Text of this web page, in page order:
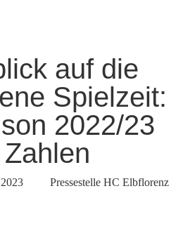
auf die
Spielzeit:
2022/23
Pressestelle HC Elbflorenz